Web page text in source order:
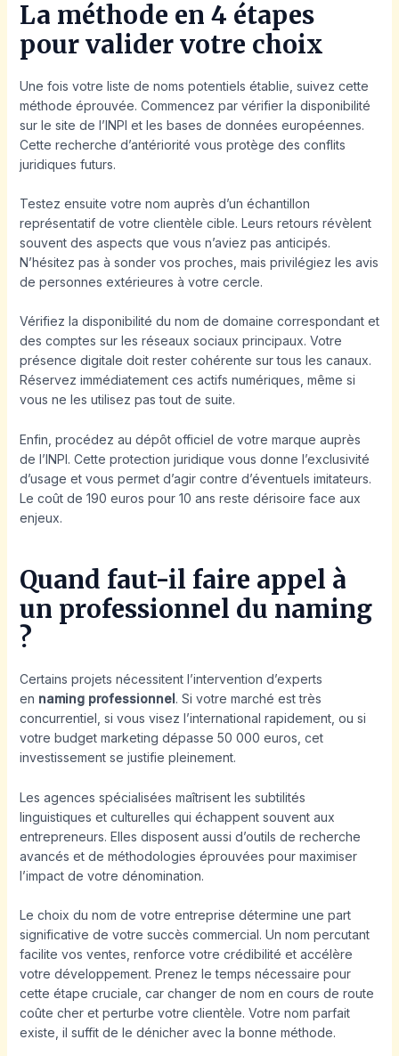
La méthode en 4 étapes
pour valider votre choix
Une fois votre liste de noms potentiels établie, suivez cette
méthode éprouvée. Commencez par vérifier la disponibilité
sur le site de l’INPI et les bases de données européennes.
Cette recherche d’antériorité vous protège des conflits
juridiques futurs.
Testez ensuite votre nom auprès d’un échantillon
représentatif de votre clientèle cible. Leurs retours révèlent
souvent des aspects que vous n’aviez pas anticipés.
N’hésitez pas à sonder vos proches, mais privilégiez les avis
de personnes extérieures à votre cercle.
Vérifiez la disponibilité du nom de domaine correspondant et
des comptes sur les réseaux sociaux principaux. Votre
présence digitale doit rester cohérente sur tous les canaux.
Réservez immédiatement ces actifs numériques, même si
vous ne les utilisez pas tout de suite.
Enfin, procédez au dépôt officiel de votre marque auprès
de l’INPI. Cette protection juridique vous donne l’exclusivité
d’usage et vous permet d’agir contre d’éventuels imitateurs.
Le coût de 190 euros pour 10 ans reste dérisoire face aux
enjeux.
Quand faut-il faire appel à
un professionnel du naming
?
Certains projets nécessitent l’intervention d’experts
en naming professionnel. Si votre marché est très
concurrentiel, si vous visez l’international rapidement, ou si
votre budget marketing dépasse 50 000 euros, cet
investissement se justifie pleinement.
Les agences spécialisées maîtrisent les subtilités
linguistiques et culturelles qui échappent souvent aux
entrepreneurs. Elles disposent aussi d’outils de recherche
avancés et de méthodologies éprouvées pour maximiser
l’impact de votre dénomination.
Le choix du nom de votre entreprise détermine une part
significative de votre succès commercial. Un nom percutant
facilite vos ventes, renforce votre crédibilité et accélère
votre développement. Prenez le temps nécessaire pour
cette étape cruciale, car changer de nom en cours de route
coûte cher et perturbe votre clientèle. Votre nom parfait
existe, il suffit de le dénicher avec la bonne méthode.